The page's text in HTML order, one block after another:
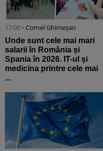
17:00 • Cornel Ghimeșan
Unde sunt cele mai mari
salarii în România și
Spania în 2026. IT-ul și
medicina printre cele mai
...